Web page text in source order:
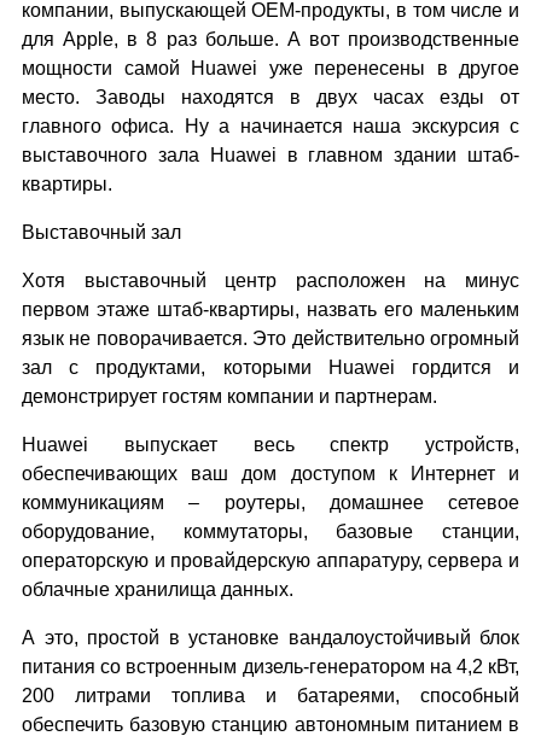
компании, выпускающей OEM-продукты, в том числе и
для Apple, в 8 раз больше. А вот производственные
мощности самой Huawei уже перенесены в другое
место. Заводы находятся в двух часах езды от
главного офиса. Ну а начинается наша экскурсия с
выставочного зала Huawei в главном здании штаб-
квартиры.
Выставочный зал
Хотя выставочный центр расположен на минус
первом этаже штаб-квартиры, назвать его маленьким
язык не поворачивается. Это действительно огромный
зал с продуктами, которыми Huawei гордится и
демонстрирует гостям компании и партнерам.
Huawei выпускает весь спектр устройств,
обеспечивающих ваш дом доступом к Интернет и
коммуникациям – роутеры, домашнее сетевое
оборудование, коммутаторы, базовые станции,
операторскую и провайдерскую аппаратуру, сервера и
облачные хранилища данных.
А это, простой в установке вандалоустойчивый блок
питания со встроенным дизель-генератором на 4,2 кВт,
200 литрами топлива и батареями, способный
обеспечить базовую станцию автономным питанием в